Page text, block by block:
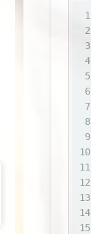
1
2
3
4
5
6
7
8
9
10
11
12
13
14
15